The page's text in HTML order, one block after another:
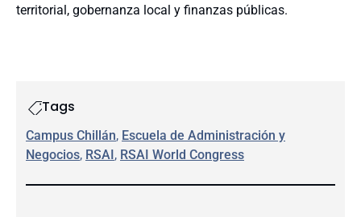
territorial, gobernanza local y finanzas públicas.
Tags
Campus Chillán, Escuela de Administración y
Negocios, RSAI , RSAI World Congress